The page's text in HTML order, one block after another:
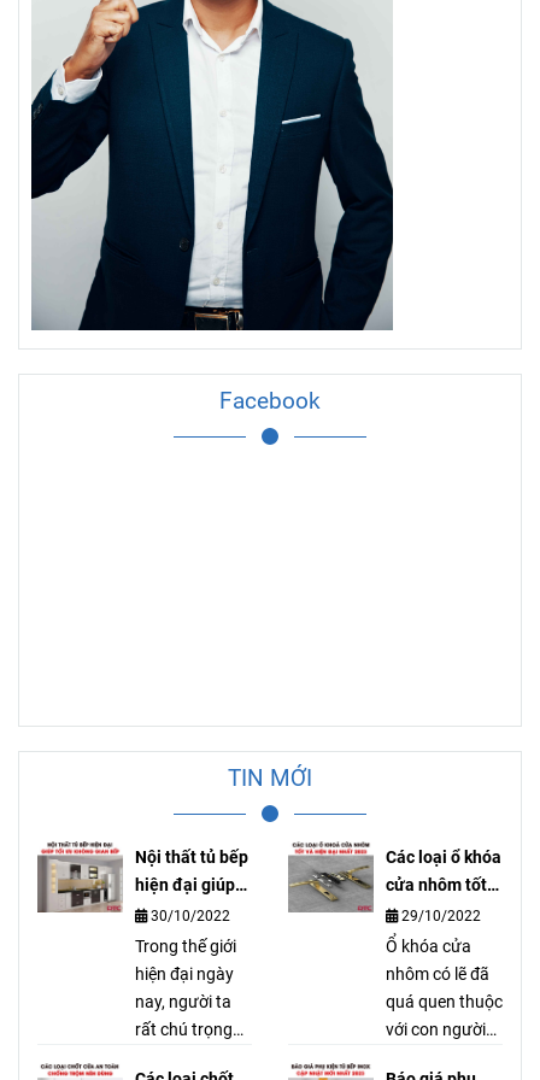
Facebook
TIN MỚI
Nội thất tủ bếp
hiện đại giúp
tối ưu không
gian bếp
30/10/2022
Trong thế giới
hiện đại ngày
nay, người ta
rất chú trọng
Các loại ổ khóa
cửa nhôm tốt
và hiện đại
nhất
29/10/2022
Ổ khóa cửa
nhôm có lẽ đã
quá quen thuộc
với con người